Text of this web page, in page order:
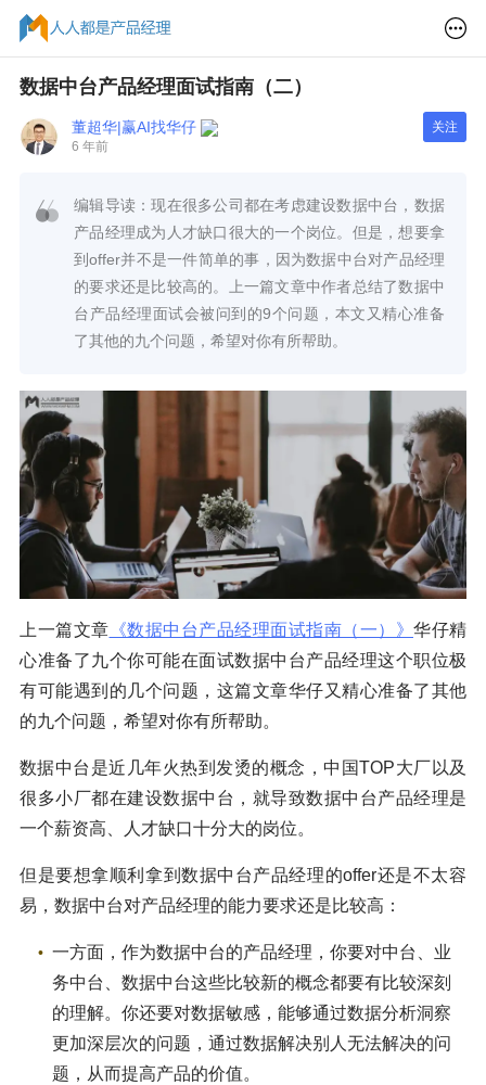
数据中台产品经理面试指南（二）
董超华|赢AI找华仔
6 年前
关注
编辑导读：现在很多公司都在考虑建设数据中台，数据
产品经理成为人才缺口很大的一个岗位。但是，想要拿
到offer并不是一件简单的事，因为数据中台对产品经理
的要求还是比较高的。上一篇文章中作者总结了数据中
台产品经理面试会被问到的9个问题，本文又精心准备
了其他的九个问题，希望对你有所帮助。
上一篇文章 《数据中台产品经理面试指南（一）》 华仔精
心准备了九个你可能在面试数据中台产品经理这个职位极
有可能遇到的几个问题，这篇文章华仔又精心准备了其他
的九个问题，希望对你有所帮助。
数据中台是近几年火热到发烫的概念，中国TOP大厂以及
很多小厂都在建设数据中台，就导致数据中台产品经理是
一个薪资高、人才缺口十分大的岗位。
但是要想拿顺利拿到数据中台产品经理的offer还是不太容
易，数据中台对产品经理的能力要求还是比较高：
一方面，作为数据中台的产品经理，你要对中台、业
务中台、数据中台这些比较新的概念都要有比较深刻
的理解。你还要对数据敏感，能够通过数据分析洞察
更加深层次的问题，通过数据解决别人无法解决的问
题，从而提高产品的价值。